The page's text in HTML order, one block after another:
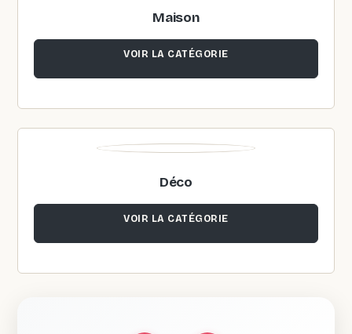
Maison
VOIR LA CATÉGORIE
Déco
VOIR LA CATÉGORIE